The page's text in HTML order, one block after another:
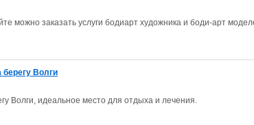
можно заказать услуги бодиарт художника и боди-арт
Волги
Волги, идеальное место для отдыха и лечения.